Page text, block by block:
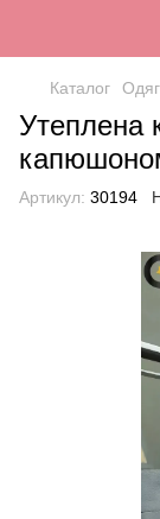
Каталог Одяг
Утеплена
Артикул: 30194